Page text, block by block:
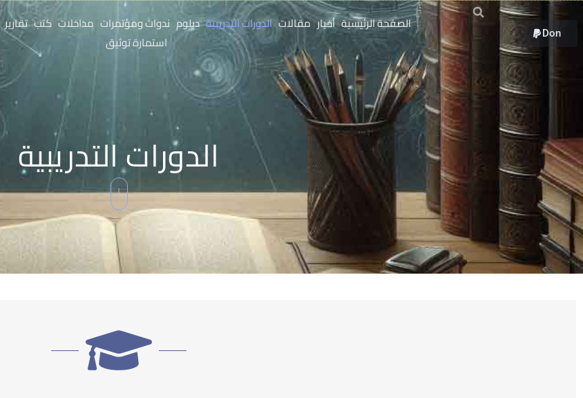
تخطي
الصفحة الرئيسية أخبار مقالات الدورات التدريبية دبلوم ندوات ومؤتمرات مداخلات كتب تقارير
استمارة توثيق
Don
الدورات التدريبية